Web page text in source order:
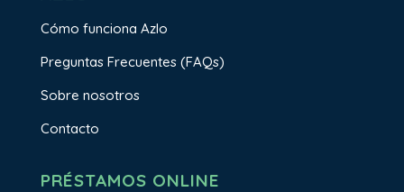
Cómo funciona Azlo
Preguntas Frecuentes (FAQs)
Sobre nosotros
Contacto
PRÉSTAMOS ONLINE